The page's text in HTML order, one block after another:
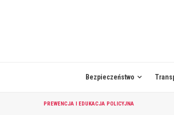
Bezpieczeństwo
PREWENCJA I EDUKACJA POLICYJNA